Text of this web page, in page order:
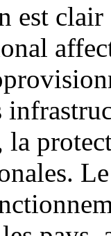
est